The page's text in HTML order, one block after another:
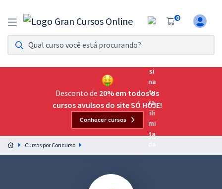
0
Assinatura Ilimitada 11
Acesso a todos os cursos. Teste grátis por 7 dias!
Assinatura OAB Até Passar
Acesso ilimitado a toda preparação para o Exame da
Preparação completa e intensiva para as principais
residências em saúde do Brasil
Desconto de 20% em todos os
cursos avulsos do site SÓ HOJE!
Conhecer cursos
Cursos por Concurso